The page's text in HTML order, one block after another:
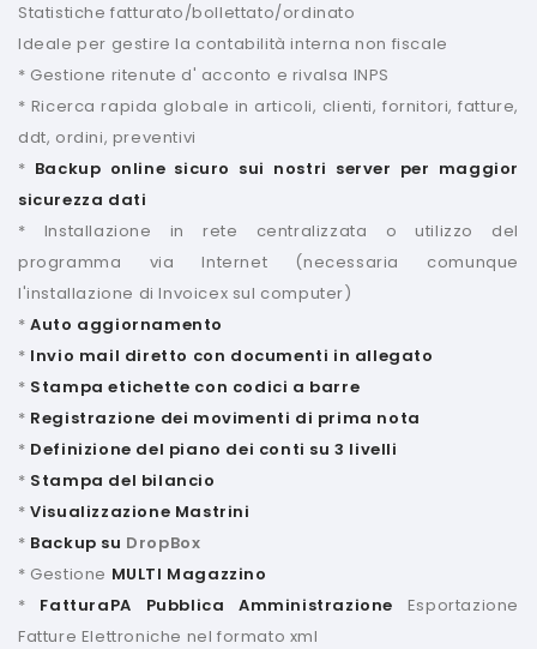
Statistiche fatturato/bollettato/ordinato
Ideale per gestire la contabilità interna non fiscale
* Gestione ritenute d' acconto e rivalsa INPS
* Ricerca rapida globale in articoli, clienti, fornitori, fatture,
ddt, ordini, preventivi
* Backup online sicuro sui nostri server per maggior
sicurezza dati
* Installazione in rete centralizzata o utilizzo del
programma via Internet (necessaria comunque
l'installazione di Invoicex sul computer)
*Auto aggiornamento
* Invio mail diretto con documenti in allegato
* Stampa etichette con codici a barre
* Registrazione dei movimenti di prima nota
* Definizione del piano dei conti su 3 livelli
* Stampa del bilancio
*Visualizzazione Mastrini
* Backup su DropBox
* Gestione MULTI Magazzino
* FatturaPA Pubblica Amministrazione Esportazione
Fatture Elettroniche nel formato xml